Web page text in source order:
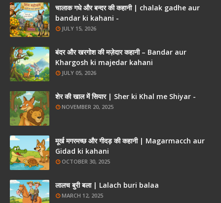
चालाक गधे और बन्दर की कहानी | chalak gadhe aur
bandar ki kahani -
JULY 15, 2026
बंदर और खरगोश की मज़ेदार कहानी – Bandar aur
Khargosh ki majedar kahani
JULY 05, 2026
शेर की खाल में सियार | Sher ki Khal me Shiyar -
NOVEMBER 20, 2025
मूर्ख मगरमच्छ और गीदड़ की कहानी | Magarmacch aur
Gidad ki kahani
OCTOBER 30, 2025
लालच बुरी बला | Lalach buri balaa
MARCH 12, 2025